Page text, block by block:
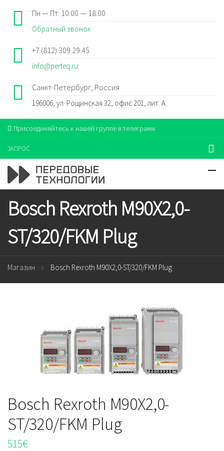
Пн — Пт: 10:00 — 18:00
Обратный звонок
+7 (812) 309 29 45
info@perteq.ru
Санкт-Петербург, Россия
196006, ул. Рощинская 32, офис 201, лит. А.
Присоединяйтесь к нашей группе в телеграмм
ЗАПРОС
Bosch Rexroth M90X2,0-
ST/320/FKM Plug
Магазин Bosch Rexroth M90X2,0-ST/320/FKM Plug
Bosch Rexroth M90X2,0-
ST/320/FKM Plug
515€